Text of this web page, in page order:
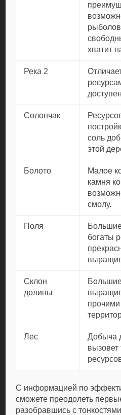
хватит
Река 2
Солончак
соль
этой
Болото
Малое
камня
смолу.
Поля
богаты
Склон
долины
Лес
Добыча
вызовет
С информацией по
сможете преодолеть
разобравшись с